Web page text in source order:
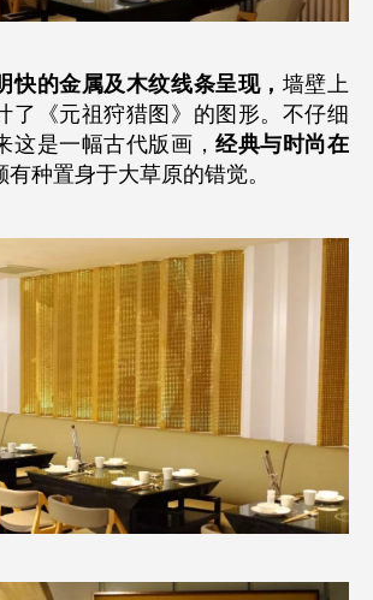
快的金属及木纹线条呈现， 墙壁上
了《元祖狩猎图》的图形。不仔细
这是一幅古代版画，经典与时尚在
有种置身于大草原的错觉。